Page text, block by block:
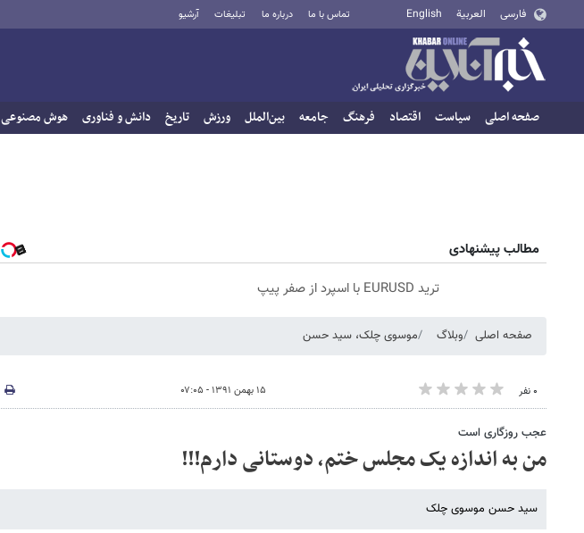
فارسی العربية English تماس با ما درباره ما تبلیغات آرشیو
صفحه اصلی سیاست اقتصاد فرهنگ جامعه بین‌الملل ورزش تاریخ دانش و فناوری هوش مصنوعی
مطالب پیشنهادی
ترید EURUSD با اسپرد از صفر پیپ
صفحه اصلی وبلاگ موسوی چلک، سید حسن
۰ نفر ۱۵ بهمن ۱۳۹۱ - ۰۷:۰۵
عجب روزگاری است
من به اندازه یک مجلس ختم، دوستانی دارم!!!
سید حسن موسوی چلک